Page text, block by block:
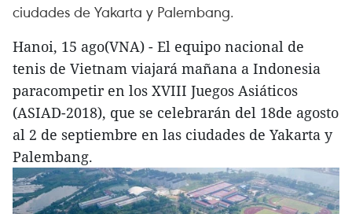
ciudades de Yakarta y Palembang.
Hanoi, 15 ago(VNA) - El equipo nacional de
tenis de Vietnam viajará mañana a Indonesia
paracompetir en los XVIII Juegos Asiáticos
(ASIAD-2018), que se celebrarán del 18de agosto
al 2 de septiembre en las ciudades de Yakarta y
Palembang.